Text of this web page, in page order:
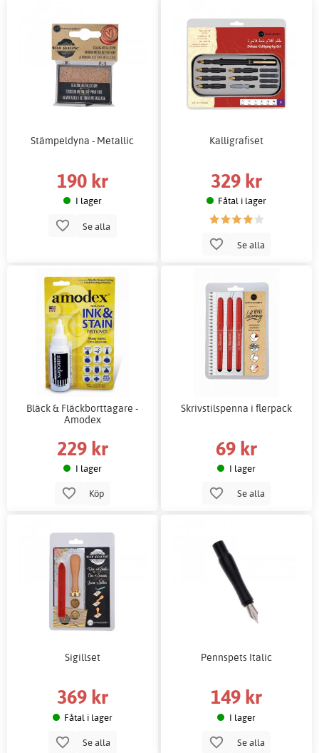
Stämpeldyna - Metallic
190 kr
I lager
Se alla
Kalligrafiset
329 kr
Fåtal i lager
Se alla
Bläck & Fläckborttagare -
Amodex
229 kr
I lager
Köp
Skrivstilspenna i flerpack
69 kr
I lager
Se alla
Sigillset
369 kr
Fåtal i lager
Se alla
Pennspets Italic
149 kr
I lager
Se alla